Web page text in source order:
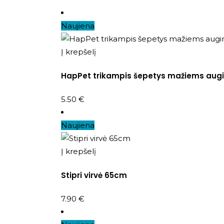
Naujiena
Į krepšelį
HapPet trikampis šepetys mažiems
5.50 €
Naujiena
Į krepšelį
Stipri virvė 65cm
7.90 €